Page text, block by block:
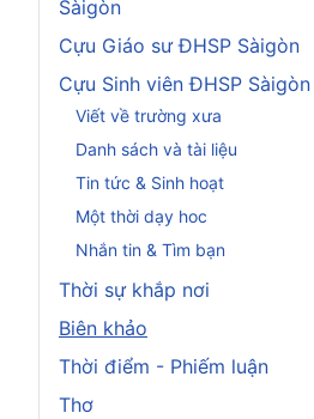
Sàigòn
Cựu Giáo sư ĐHSP Sàigòn
Cựu Sinh viên ĐHSP Sàigòn
Viết về trường xưa
Danh sách và tài liệu
Tin tức & Sinh hoạt
Một thời dạy hoc
Nhắn tin & Tìm bạn
Thời sự khắp nơi
Biên khảo
Thời điểm - Phiếm luận
Thơ